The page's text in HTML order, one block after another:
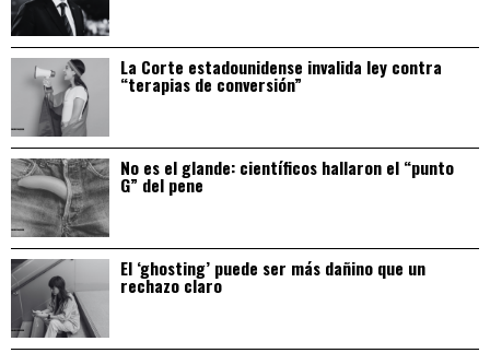
La Corte estadounidense invalida ley contra
“terapias de conversión”
No es el glande: científicos hallaron el “punto
G” del pene
El ‘ghosting’ puede ser más dañino que un
rechazo claro